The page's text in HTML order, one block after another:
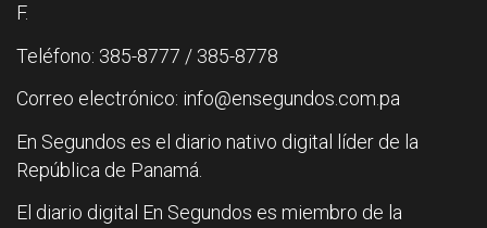
F.
Teléfono: 385-8777 / 385-8778
Correo electrónico: info@ensegundos.com.pa
En Segundos es el diario nativo digital líder de la
República de Panamá.
El diario digital En Segundos es miembro de la